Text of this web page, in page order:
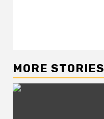
MORE STORIES